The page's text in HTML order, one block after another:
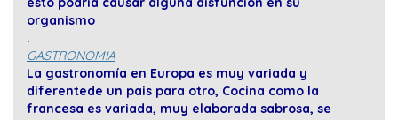
organismo
.
GASTRONOMIA
La gastronomía en Europa es muy variada y
diferentede un pais para otro, Cocina como la
francesa es variada, muy elaborada sabrosa, se